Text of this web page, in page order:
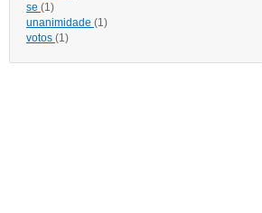
se (1)
unanimidade (1)
votos (1)